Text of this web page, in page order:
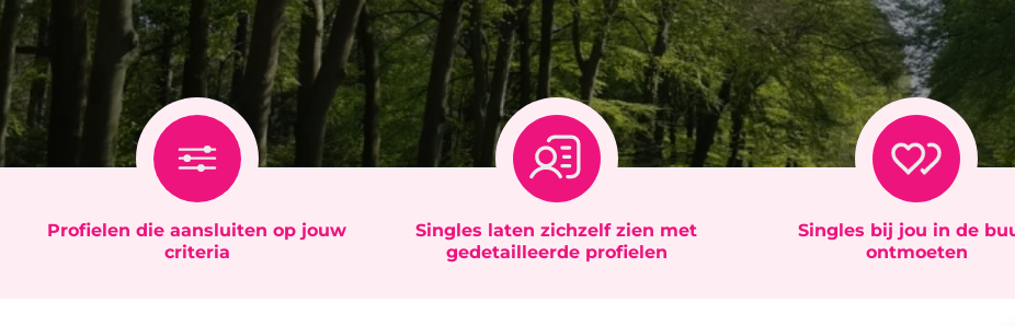
Profielen die aansluiten op jouw
criteria
Singles laten zichzelf zien met
gedetailleerde profielen
Singles bij jou in de
ontmoeten